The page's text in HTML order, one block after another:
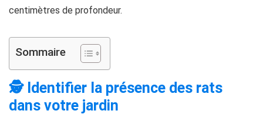
centimètres de profondeur.
Sommaire
🕵️ Identifier la présence des rats
dans votre jardin